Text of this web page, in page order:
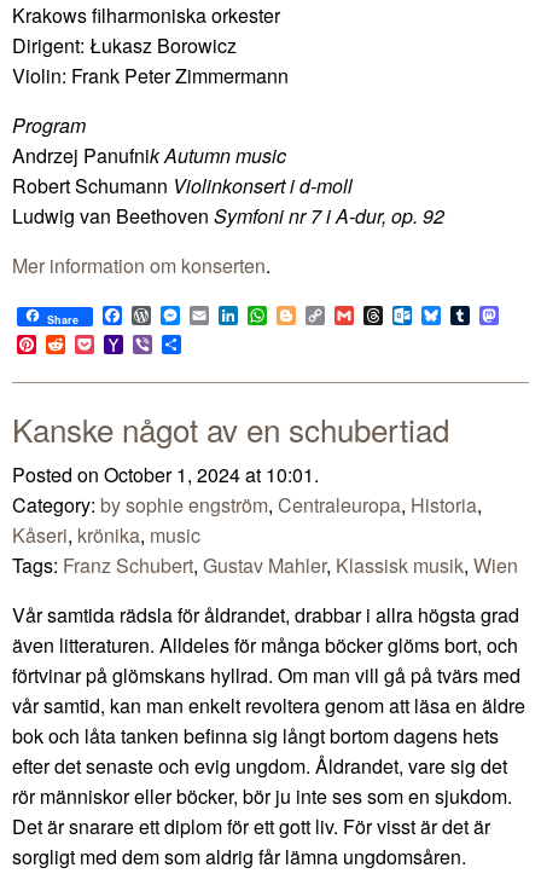
Krakows filharmoniska orkester
Dirigent: Łukasz Borowicz
Violin: Frank Peter Zimmermann
Program
Andrzej Panufnik Autumn music
Robert Schumann Violinkonsert i d-moll
Ludwig van Beethoven Symfoni nr 7 i A-dur, op. 92
Mer information om konserten.
Share Facebook
WordPress
Messenger
EmailLinkedIn
WhatsApp
BloggerCopy
Link
GmailThreadsOutlook.com
BlueskyTumblr
Pinterest
RedditPocketYahoo
Mail
Viber
Kanske något av en schubertiad
Posted on October 1, 2024 at 10:01.
Category: by sophie engström, Centraleuropa, Historia,
Kåseri, krönika, music
Tags: Franz Schubert, Gustav Mahler, Klassisk musik, Wien
Vår samtida rädsla för åldrandet, drabbar i allra högsta grad
även litteraturen. Alldeles för många böcker glöms bort, och
förtvinar på glömskans hyllrad. Om man vill gå på tvärs med
vår samtid, kan man enkelt revoltera genom att läsa en äldre
bok och låta tanken befinna sig långt bortom dagens hets
efter det senaste och evig ungdom. Åldrandet, vare sig det
rör människor eller böcker, bör ju inte ses som en sjukdom.
Det är snarare ett diplom för ett gott liv. För visst är det är
sorgligt med dem som aldrig får lämna ungdomsåren.